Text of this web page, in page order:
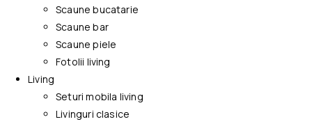
Scaune bucatarie
Scaune bar
Scaune piele
Fotolii living
Living
Seturi mobila living
Livinguri clasice